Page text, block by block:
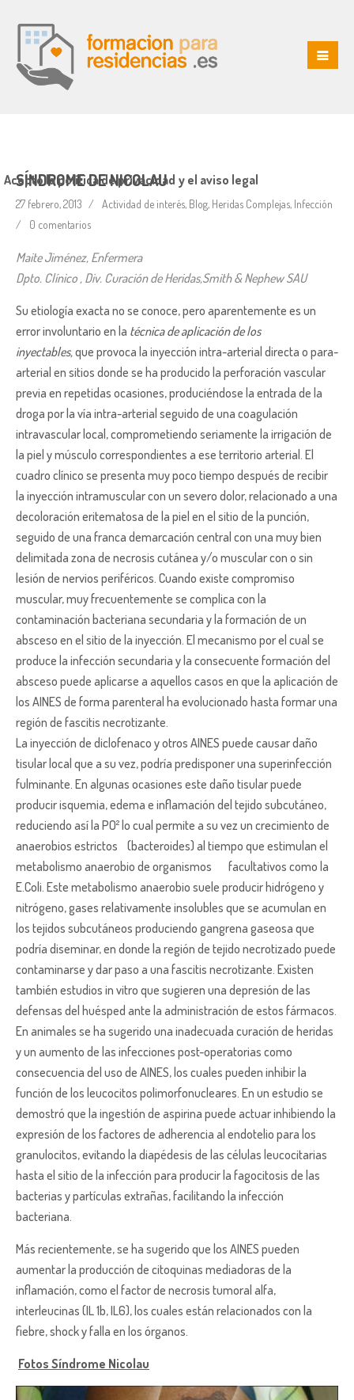
SÍNDROME DE NICOLAU
27 febrero, 2013 Actividad de interés, Blog, Heridas Complejas, Infección
0 comentarios
Maite Jiménez, Enfermera
Dpto. Clínico , Div. Curación de Heridas,Smith & Nephew SAU
Su etiología exacta no se conoce, pero aparentemente es un
error involuntario en la técnica de aplicación de los
inyectables,que provoca la inyección intra-arterial directa o para-
arterial en sitios donde se ha producido la perforación vascular
previa en repetidas ocasiones, produciéndose la entrada de la
droga por la vía intra-arterial seguido de una coagulación
intravascular local, comprometiendo seriamente la irrigación de
la piel y músculo correspondientes a ese territorio arterial. El
cuadro clínico se presenta muy poco tiempo después de recibir
la inyección intramuscular con un severo dolor, relacionado a una
decoloración eritematosa de la piel en el sitio de la punción,
seguido de una franca demarcación central con una muy bien
delimitada zona de necrosis cutánea y/o muscular con o sin
lesión de nervios periféricos. Cuando existe compromiso
muscular, muy frecuentemente se complica con la
contaminación bacteriana secundaria y la formación de un
absceso en el sitio de la inyección. El mecanismo por el cual se
produce la infección secundaria y la consecuente formación del
absceso puede aplicarse a aquellos casos en que la aplicación de
los AINES de forma parenteral ha evolucionado hasta formar una
región de fascitis necrotizante.
La inyección de diclofenaco y otros AINES puede causar daño
tisular local que a su vez, podría predisponer una superinfección
fulminante. En algunas ocasiones este daño tisular puede
producir isquemia, edema e inflamación del tejido subcutáneo,
reduciendo así la PO² lo cual permite a su vez un crecimiento de
anaerobios estrictos (bacteroides) al tiempo que estimulan el
metabolismo anaerobio de organismos facultativos como la
E.Coli. Este metabolismo anaerobio suele producir hidrógeno y
nitrógeno, gases relativamente insolubles que se acumulan en
los tejidos subcutáneos produciendo gangrena gaseosa que
podría diseminar, en donde la región de tejido necrotizado puede
contaminarse y dar paso a una fascitis necrotizante. Existen
también estudios in vitro que sugieren una depresión de las
defensas del huésped ante la administración de estos fármacos.
En animales se ha sugerido una inadecuada curación de heridas
y un aumento de las infecciones post-operatorias como
consecuencia del uso de AINES, los cuales pueden inhibir la
función de los leucocitos polimorfonucleares. En un estudio se
demostró que la ingestión de aspirina puede actuar inhibiendo la
expresión de los factores de adherencia al endotelio para los
granulocitos, evitando la diapédesis de las células leucocitarias
hasta el sitio de la infección para producir la fagocitosis de las
bacterias y partículas extrañas, facilitando la infección
bacteriana.
Más recientemente, se ha sugerido que los AINES pueden
aumentar la producción de citoquinas mediadoras de la
inflamación, como el factor de necrosis tumoral alfa,
interleucinas (IL 1b, IL6), los cuales están relacionados con la
fiebre, shock y falla en los órganos.
Fotos Síndrome Nicolau
Acepto la política de privacidad y el aviso legal